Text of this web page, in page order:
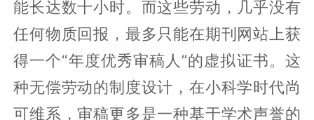
能长达数十小时。而这些劳动，几乎没有
任何物质回报，最多只能在期刊网站上获
得一个“年度优秀审稿人”的虚拟证书。这
种无偿劳动的制度设计，在小科学时代尚
可维系，审稿更多是一种基于学术声誉的